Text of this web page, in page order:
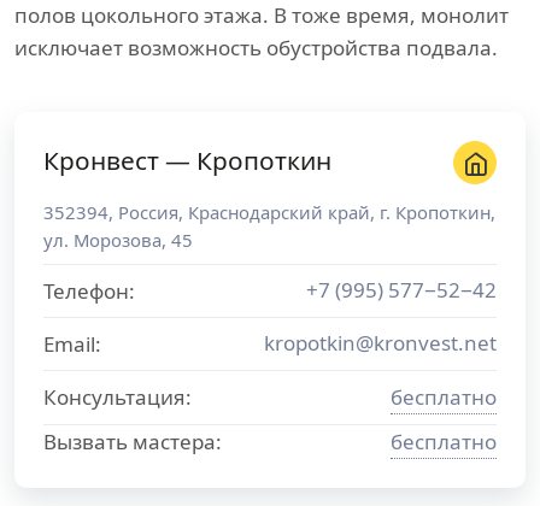
полов цокольного этажа. В тоже время, монолит
исключает возможность обустройства подвала.
Кронвест — Кропоткин
352394, Россия, Краснодарский край, г. Кропоткин,
ул. Морозова, 45
Телефон:
+7 (995) 577−52−42
Email:
kropotkin@kronvest.net
Консультация:
бесплатно
Вызвать мастера:
бесплатно